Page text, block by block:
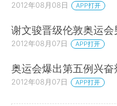
2012年08月08日 APP打开
谢文骏晋级伦敦奥运
2012年08月07日 APP打开
奥运会爆出第五例兴
2012年08月07日 APP打开